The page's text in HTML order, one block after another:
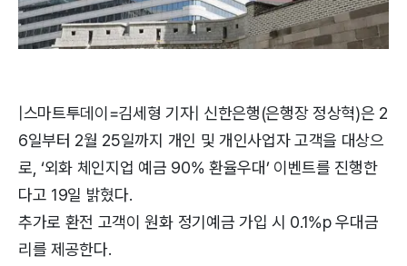
|스마트투데이=김세형 기자| 신한은행(은행장 정상혁)은 2
6일부터 2월 25일까지 개인 및 개인사업자 고객을 대상으
로, ‘외화 체인지업 예금 90% 환율우대’ 이벤트를 진행한
다고 19일 밝혔다.
추가로 환전 고객이 원화 정기예금 가입 시 0.1%p 우대금
리를 제공한다.